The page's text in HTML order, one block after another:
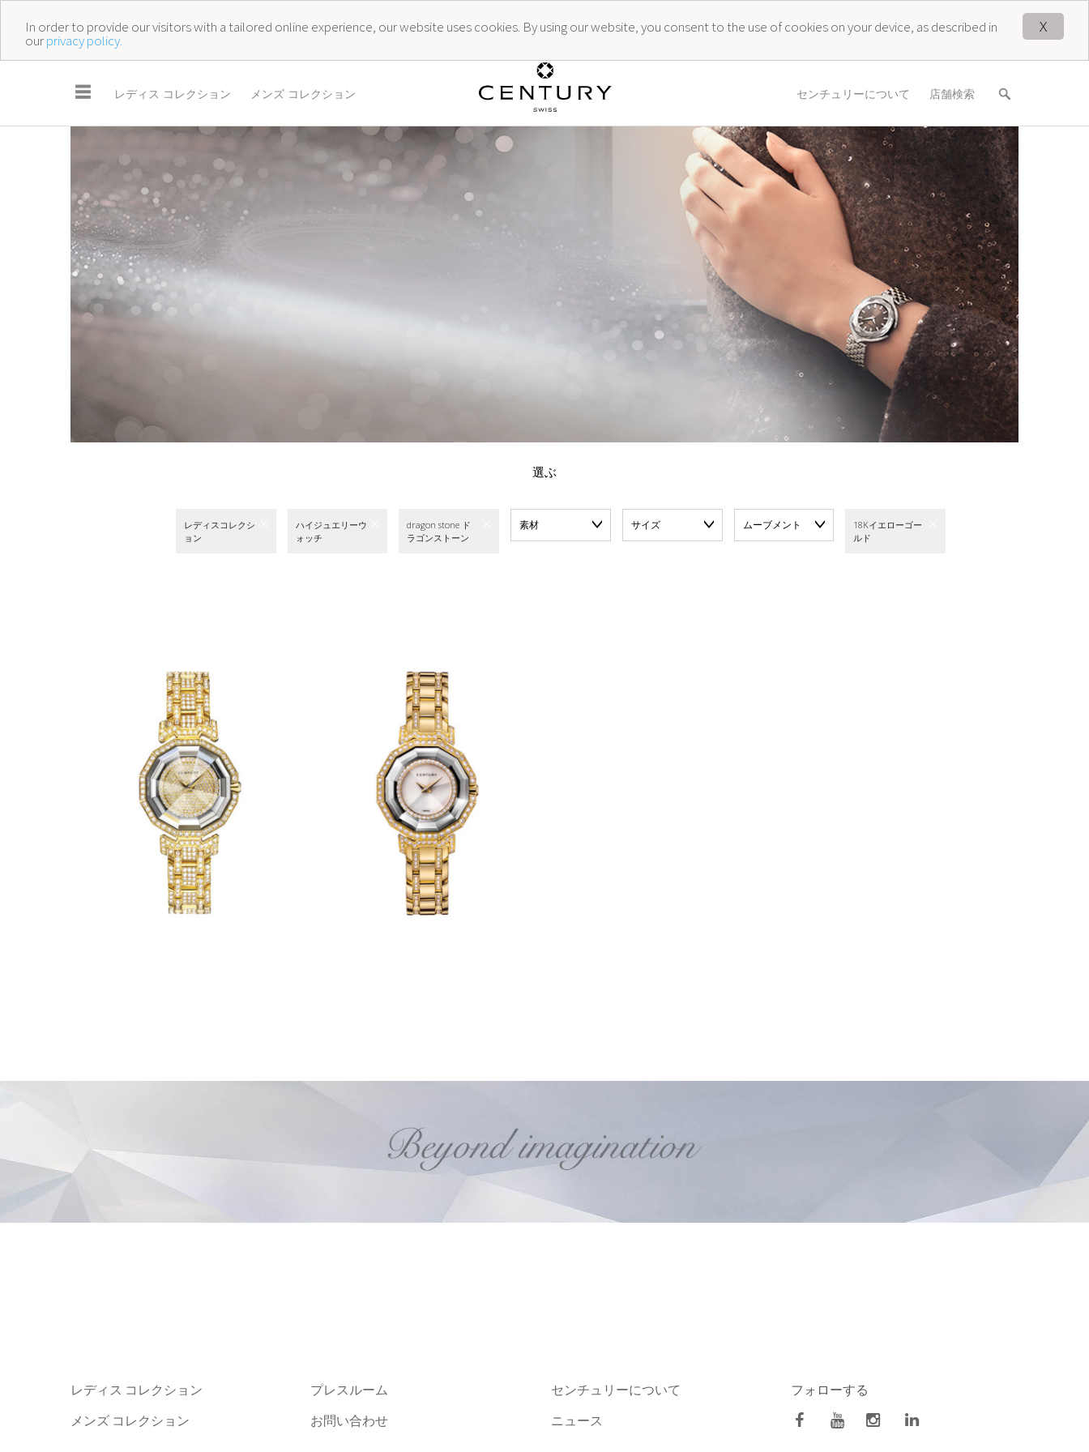
X
In order to provide our visitors with a tailored online experience, our website uses cookies. By using our website, you consent to the use of cookies on your device, as described in
ourprivacy policy.
☰ レディス コレクション メンズ コレクション センチュリーについて 店舗検索
選ぶ
レディスコレクシ
ョン
ハイジュエリーウ
ォッチ
dragon stone ド
ラゴンストーン
素材 サイズ ムーブメント
18Kイエローゴー
ルド
レディス コレクション
メンズ コレクション
プレスルーム
お問い合わせ
センチュリーについて
ニュース
フォローする
facebookYoutubeInstagram